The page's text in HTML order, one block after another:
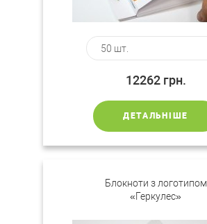
12262 грн.
ДЕТАЛЬНІШЕ
Блокноти з логотипом
«Геркулес»